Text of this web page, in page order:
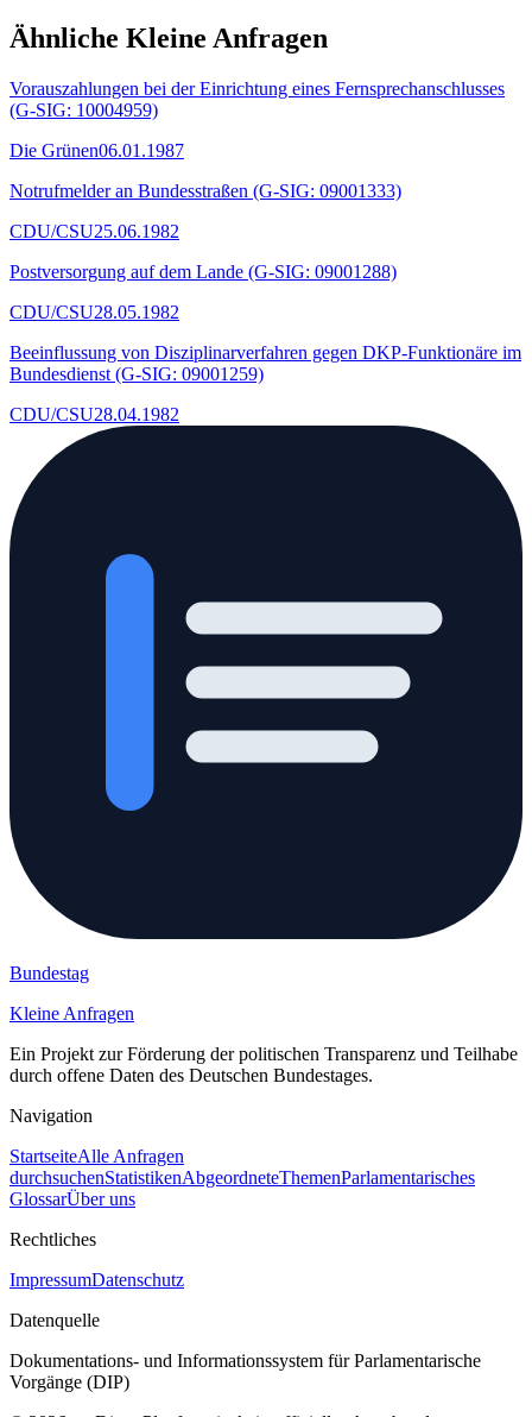
Ähnliche Kleine Anfragen
Vorauszahlungen bei der Einrichtung eines Fernsprechanschlusses
(G-SIG: 10004959)
Die Grünen06.01.1987
Notrufmelder an Bundesstraßen (G-SIG: 09001333)
CDU/CSU25.06.1982
Postversorgung auf dem Lande (G-SIG: 09001288)
CDU/CSU28.05.1982
Beeinflussung von Disziplinarverfahren gegen DKP-Funktionäre im
Bundesdienst (G-SIG: 09001259)
CDU/CSU28.04.1982
Bundestag
Kleine Anfragen
Ein Projekt zur Förderung der politischen Transparenz und Teilhabe
durch offene Daten des Deutschen Bundestages.
Navigation
StartseiteAlle Anfragen
durchsuchenStatistikenAbgeordneteThemenParlamentarisches
GlossarÜber uns
Rechtliches
ImpressumDatenschutz
Datenquelle
Dokumentations- und Informationssystem für Parlamentarische
Vorgänge (DIP)